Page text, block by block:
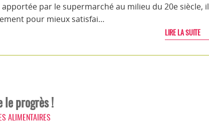
par le supermarché au milieu du 20e siècle,
pour mieux satisfai…
LIRE LA SUITE
le progrès !
ALIMENTAIRES